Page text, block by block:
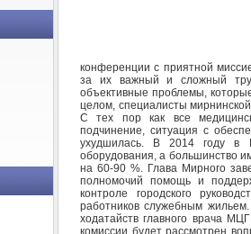
конференции с приятной
за их важный и сложный
объективные проблемы,
целом, специалисты
С тех пор как все
подчинение, ситуация с
ухудшилась. В 2014 году в
оборудования, а большинство
на 60-90 %. Глава Мирного
полномочий помощь и
контроле городского
работников служебным
ходатайств главного врача
комиссии будет рассмотрен